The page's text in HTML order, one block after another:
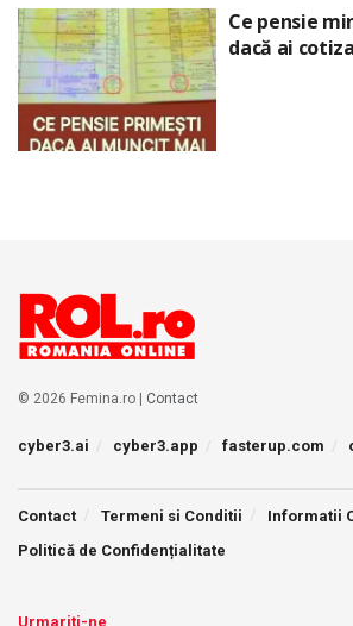
Ce pensie
dacă ai
© 2026 Femina.ro | Contact
cyber3.ai cyber3.app fasterup.com
Contact Termeni si Conditii
Informatii
Politică de Confidențialitate
Urmariti-ne